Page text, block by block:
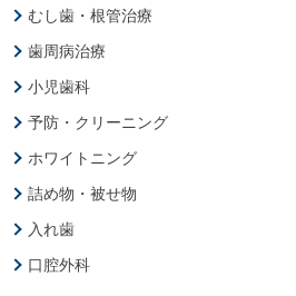
むし歯・根管治療
歯周病治療
小児歯科
予防・クリーニング
ホワイトニング
詰め物・被せ物
入れ歯
口腔外科